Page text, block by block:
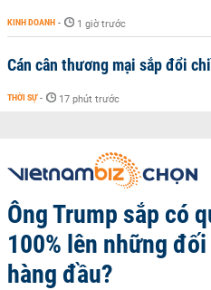
KINH DOANH - 1 giờ trước
Cán cân thương mại sắp đổi
THỜI SỰ - 17 phút trước
Ông Trump sắp có
100% lên những
hàng đầu?